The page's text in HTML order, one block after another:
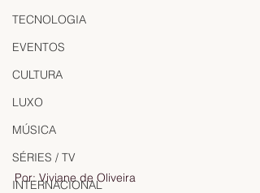
TECNOLOGIA
EVENTOS
CULTURA
LUXO
MÚSICA
SÉRIES / TV
INTERNACIONAL
Por: Viviane de Oliveira